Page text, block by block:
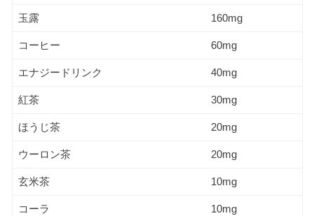
玉露 160mg
コーヒー 60mg
エナジードリンク 40mg
紅茶 30mg
ほうじ茶 20mg
ウーロン茶 20mg
玄米茶 10mg
コーラ 10mg